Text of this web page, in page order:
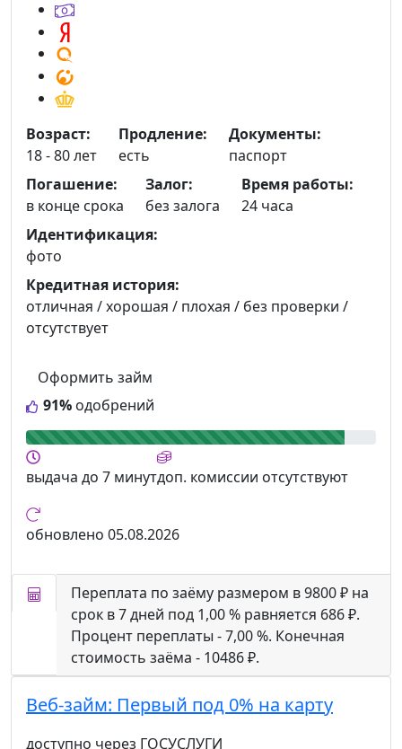
91% одобрений
Оформить займ
Возраст:
18 - 80 лет
Продление:
есть
Документы:
паспорт
Погашение:
в конце срока
Залог:
без залога
Время работы:
24 часа
Идентификация:
фото
Кредитная история:
отличная / хорошая / плохая / без проверки /
отсутствует
выдача до 7 минутдоп. комиссии отсутствуют
обновлено 05.08.2026
Переплата по заёму размером в 9800 ₽ на
срок в 7 дней под 1,00 % равняется 686 ₽.
Процент переплаты - 7,00 %. Конечная
стоимость заёма - 10486 ₽.
Веб-займ: Первый под 0% на карту
доступно через ГОСУСЛУГИ